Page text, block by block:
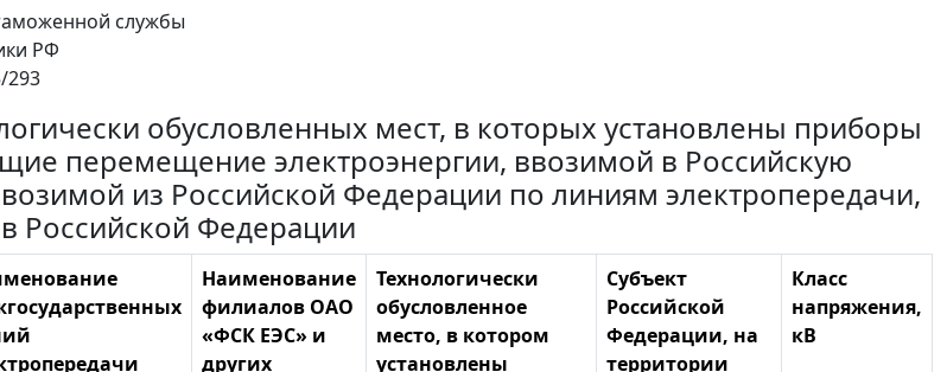
службы
РФ
293
обусловленных мест, в которых установлены приборы
перемещение электроэнергии, ввозимой в Российскую
из Российской Федерации по линиям электропередачи,
Российской Федерации
Наименование
филиалов ОАО
«ФСК ЕЭС» и
других
Технологически
обусловленное
место, в котором
установлены
Субъект
Российской
Федерации, на
территории
Класс
напряжения,
кВ